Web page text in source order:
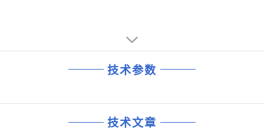
技术参数
技术文章